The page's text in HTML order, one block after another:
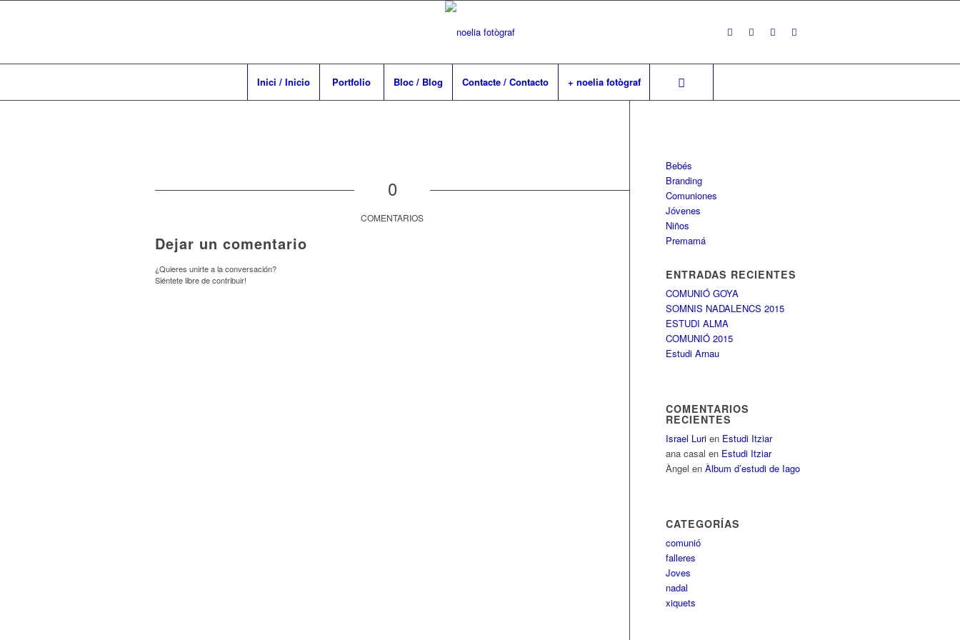
Inici / Inicio Portfolio Bloc / Blog Contacte / Contacto + noelia fotògraf
0
COMENTARIOS
Dejar un comentario
¿Quieres unirte a la conversación?
Siéntete libre de contribuir!
Bebés
Branding
Comuniones
Jóvenes
Niños
Premamá
ENTRADAS RECIENTES
COMUNIÓ GOYA
SOMNIS NADALENCS 2015
ESTUDI ALMA
COMUNIÓ 2015
Estudi Arnau
COMENTARIOS
RECIENTES
Israel Luri en Estudi Itziar
ana casal en Estudi Itziar
Àngel enÀlbum d’estudi de Iago
CATEGORÍAS
comunió
falleres
Joves
nadal
xiquets